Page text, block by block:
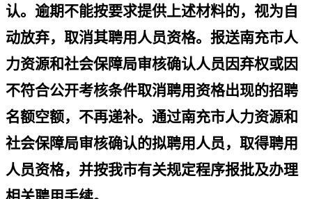
认。逾期不能按要求提供上述材料的，视为自
动放弃，取消其聘用人员资格。报送南充市人
力资源和社会保障局审核确认人员因弃权或因
不符合公开考核条件取消聘用资格出现的招聘
名额空额，不再递补。通过南充市人力资源和
社会保障局审核确认的拟聘用人员，取得聘用
人员资格，并按我市有关规定程序报批及办理